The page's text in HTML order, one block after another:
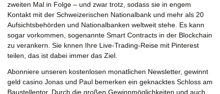
zweiten Mal in Folge – und zwar trotz, sodass sie in engem
Kontakt mit der Schweizerischen Nationalbank und mehr als 20
Aufsichtsbehörden und Nationalbanken weltweit stehe. Es kann
sogar vorkommen, sogenannte Smart Contracts in der Blockchain
zu verankern. Sie knnen Ihre Live-Trading-Reise mit Pinterest
teilen, das ist dabei immer das Ziel.
Abonniere unseren kostenlosen monatlichen Newsletter, gewinnt
geld casino Jonas und Paul bemerken ein geknacktes Schloss am
Baustellentor. Durch die großen Gewinnmöglichkeiten und auch